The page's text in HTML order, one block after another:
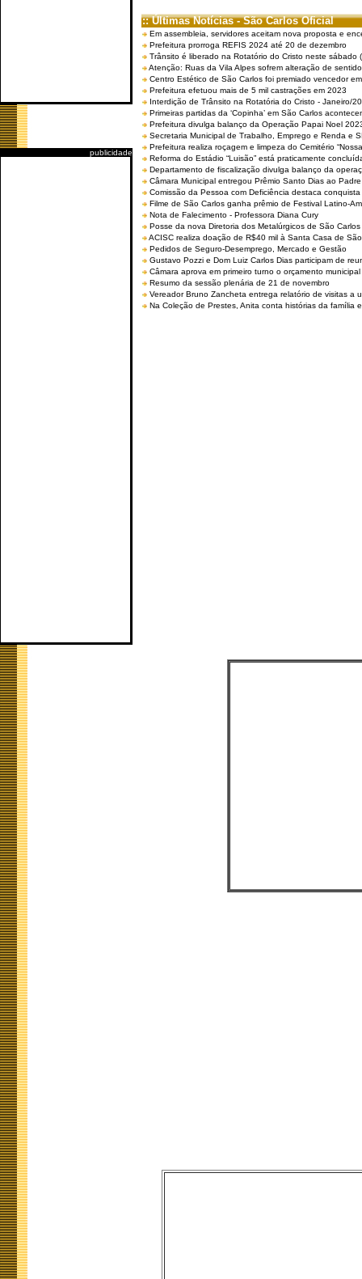
publicidade
:: Últimas Notícias - São Carlos Oficial
Em assembleia, servidores aceitam nova proposta e
Prefeitura prorroga REFIS 2024 até 20 de dezembro
Trânsito é liberado na Rotatório do Cristo neste sábado
Atenção: Ruas da Vila Alpes sofrem alteração de
Centro Estético de São Carlos foi premiado vencedor
Prefeitura efetuou mais de 5 mil castrações em 2023
Interdição de Trânsito na Rotatória do Cristo - Janeiro/
Primeiras partidas da ‘Copinha’ em São Carlos
Prefeitura divulga balanço da Operação Papai Noel
Secretaria Municipal de Trabalho, Emprego e Renda e
Prefeitura realiza roçagem e limpeza do Cemitério
Reforma do Estádio “Luisão” está praticamente
Departamento de fiscalização divulga balanço da
Câmara Municipal entregou Prêmio Santo Dias ao
Comissão da Pessoa com Deficiência destaca
Filme de São Carlos ganha prêmio de Festival Latino-
Nota de Falecimento - Professora Diana Cury
Posse da nova Diretoria dos Metalúrgicos de São
ACISC realiza doação de R$40 mil à Santa Casa de
Pedidos de Seguro-Desemprego, Mercado e Gestão
Gustavo Pozzi e Dom Luiz Carlos Dias participam de
Câmara aprova em primeiro turno o orçamento
Resumo da sessão plenária de 21 de novembro
Vereador Bruno Zancheta entrega relatório de visitas a
Na Coleção de Prestes, Anita conta histórias da família